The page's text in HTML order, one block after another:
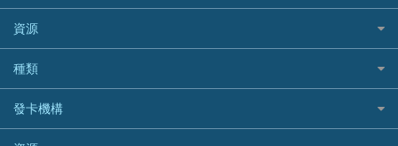
稅季/稅務貸款
網上貸款
結餘轉戶(清卡數貸款)
銀行貸款
財務公司貸款
免入息貸款
BEA 東亞銀行
BOC 中國銀行
Cashing Pro 優尚信貸
CCB(Asia) 中國建設銀行 (亞洲)
Citibank 花旗銀行
資源
如何申請個人貸款
如何管理個人貸款
個人貸款有用資訊
清卡數貸款教學
種類
網購優惠
精選外幣網購信用卡
發卡機構